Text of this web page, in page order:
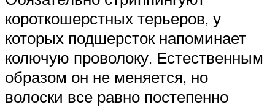
короткошерстных терьеров, у
которых подшерсток напоминает
колючую проволоку. Естественным
образом он не меняется, но
волоски все равно постепенно